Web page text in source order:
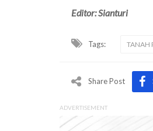
Editor: Sianturi
Tags: TANAH
Share Post
ADVERTISEMENT